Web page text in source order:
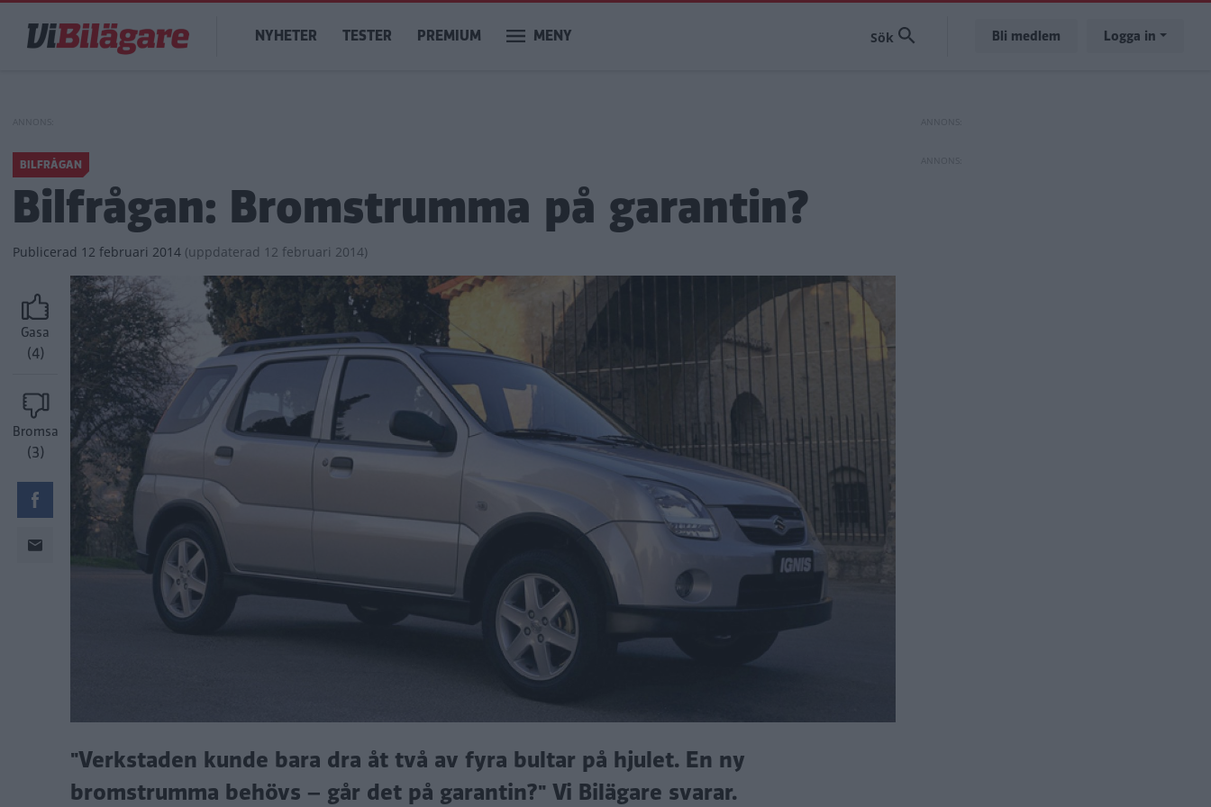
huvudinnehåll
Main
navigation
NYHETER TESTER PREMIUM MENY Bli medlem Logga in
BILFRÅGAN
Bilfrågan: Bromstrumma på garantin?
Publicerad 12 februari 2014 (uppdaterad 12 februari 2014)
Gasa
(4)
Bromsa
(3)
"Verkstaden kunde bara dra åt två av fyra bultar på hjulet. En ny
bromstrumma behövs – går det på garantin?" Vi Bilägare svarar.